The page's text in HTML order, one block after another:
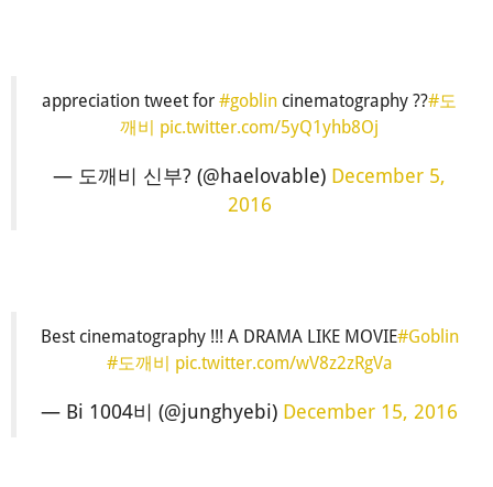
appreciation tweet for #goblin cinematography ??#도
깨비 pic.twitter.com/5yQ1yhb8Oj
— 도깨비 신부? (@haelovable) December 5,
2016
Best cinematography !!! A DRAMA LIKE MOVIE#Goblin
#도깨비 pic.twitter.com/wV8z2zRgVa
— Bi 1004비 (@junghyebi) December 15, 2016